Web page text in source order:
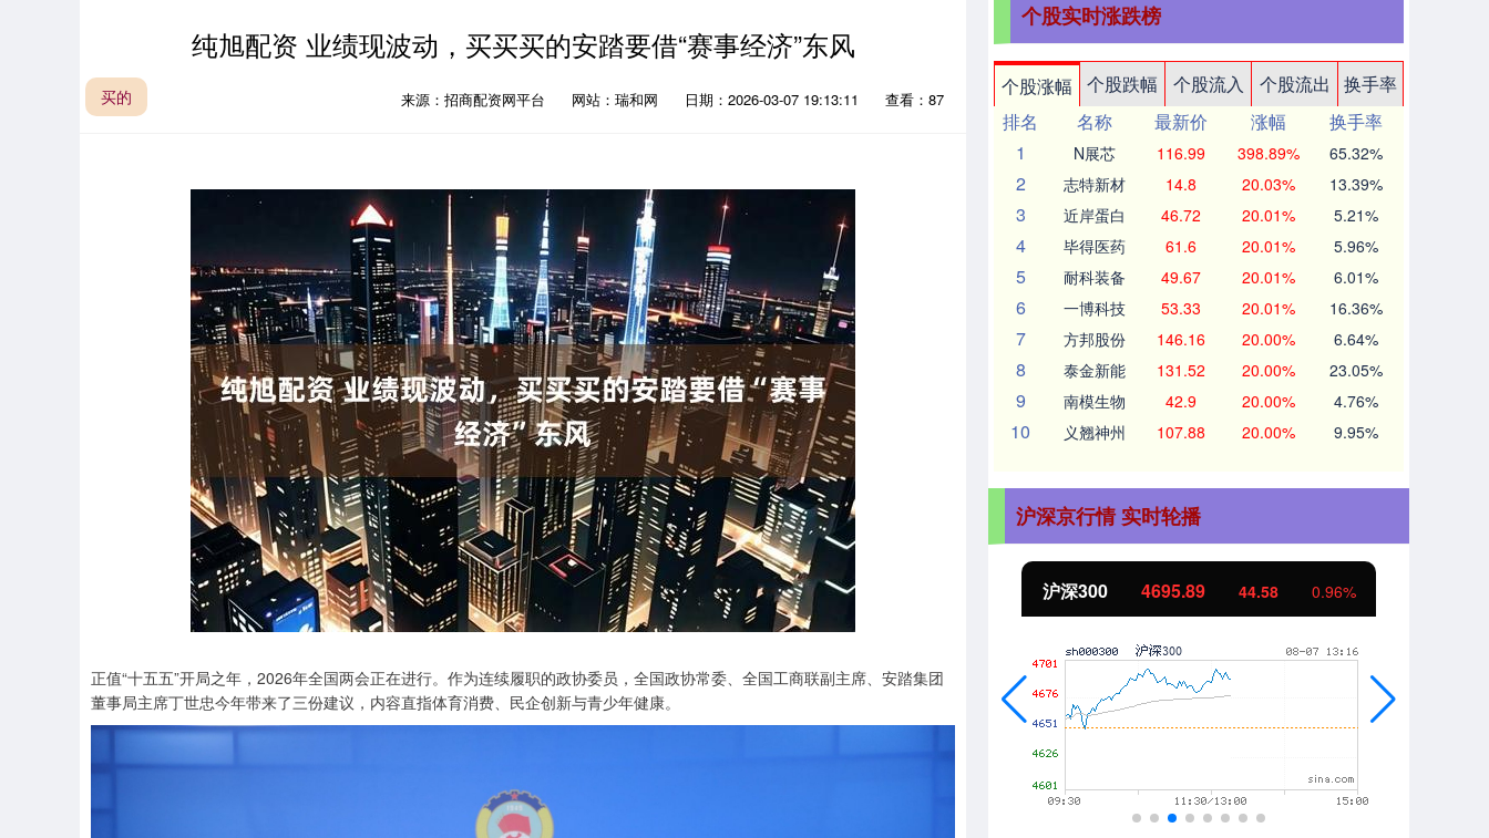
纯旭配资 业绩现波动，买买买的安踏要借“赛事经济”东风
买的 来源：招商配资网平台 网站：瑞和网 日期：2026-03-07 19:13:11 查看：87
正值“十五五”开局之年，2026年全国两会正在进行。作为连续履职的政协委员，全国政协常委、全国工商联副主席、安踏集团
董事局主席丁世忠今年带来了三份建议，内容直指体育消费、民企创新与青少年健康。
个股实时涨跌榜
个股涨幅 个股跌幅 个股流入 个股流出
换手率
排名
名称 最新价 涨幅
换手率
1
N展芯 116.99 398.89% 65.32%
2 志特新材 14.8 20.03% 13.39%
3 近岸蛋白 46.72 20.01% 5.21%
4 毕得医药 61.6 20.01% 5.96%
5 耐科装备 49.67 20.01% 6.01%
6 一博科技 53.33 20.01% 16.36%
7 方邦股份 146.16 20.00% 6.64%
8 泰金新能 131.52 20.00% 23.05%
9 南模生物 42.9 20.00% 4.76%
10 义翘神州 107.88 20.00% 9.95%
沪深京行情 实时轮播
深证成指 14339.37 229.25 1.62% 沪深300 4695.89 44.58 北证50 1131.68 8.80 0.78%